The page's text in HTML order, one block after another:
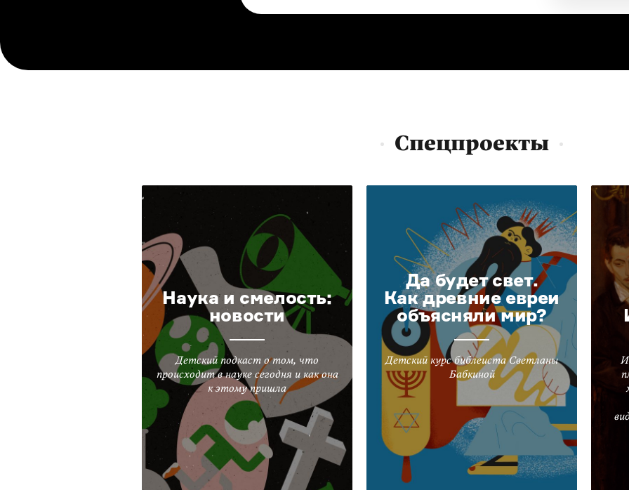
Спецпроекты
Наука и смелость:
новости
Детский подкаст о том, что
происходит в науке сегодня и как она
к этому пришла
Да будет свет.
Как древние евреи
объясняли мир?
Детский курс библеиста Светланы
Бабкиной